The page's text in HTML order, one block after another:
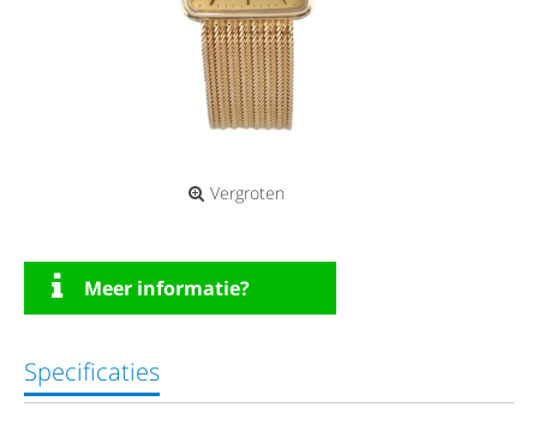
Vergroten
Meer informatie?
Specificaties